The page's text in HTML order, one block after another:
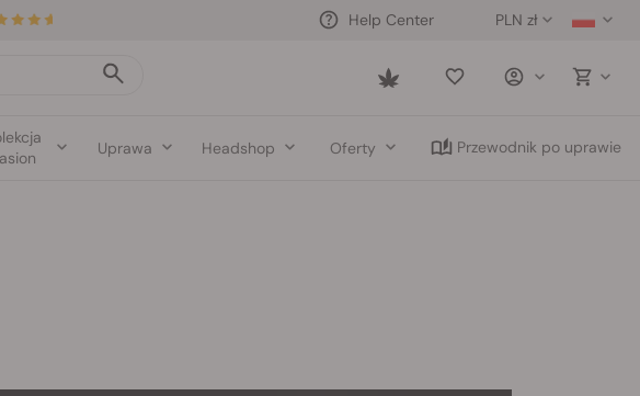
PLN zł
Help Center
Saved
Uprawa Headshop Oferty Przewodnik po uprawie